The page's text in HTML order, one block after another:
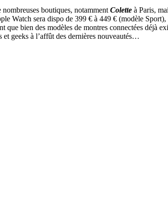
boutiques, notamment Colette à Paris,
Watch sera dispo de 399 € à 449 € (modèle
bien des modèles de montres connectées déjà
geeks à l’affût des dernières nouveautés…